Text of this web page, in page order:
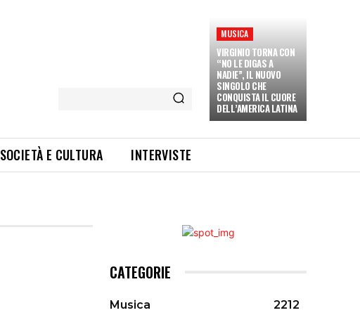
MUSICA
VIRGINIO TORNA CON
“NO LE DIGAS A
NADIE”, IL NUOVO
SINGOLO CHE
CONQUISTA IL CUORE
DELL’AMERICA LATINA
SOCIETÀ E CULTURA INTERVISTE
CATEGORIE
Musica
2212